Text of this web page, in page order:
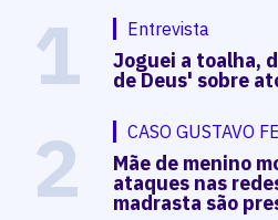
1 Entrevista
Joguei a toalha,
de Deus' sobre
2 CASO GUSTAVO
Mãe de menino
ataques nas
madrasta são